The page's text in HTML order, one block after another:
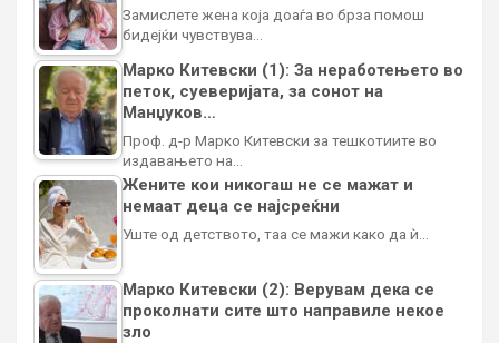
Замислете жена која доаѓа во брза помош
бидејќи чувствува…
Марко Китевски (1): За неработењето во
петок, суеверијата, за сонот на
Манџуков…
Проф. д-р Марко Китевски за тешкотиите во
издавањето на…
Жените кои никогаш не се мажат и
немаат деца се најсреќни
Уште од детството, таа се мажи како да ѝ…
Марко Китевски (2): Верувам дека се
проколнати сите што направиле некое
зло